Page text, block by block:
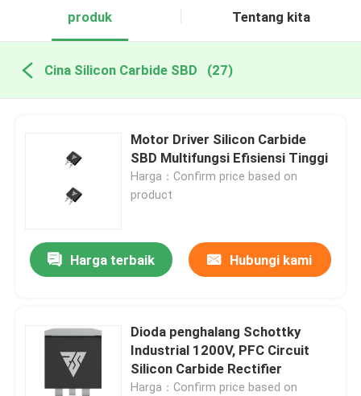
produk Tentang kita
Cina Silicon Carbide SBD (27)
Motor Driver Silicon Carbide
SBD Multifungsi Efisiensi Tinggi
Harga：Confirm price based on
product
Harga terbaik Hubungi kami
Dioda penghalang Schottky
Industrial 1200V, PFC Circuit
Silicon Carbide Rectifier
Harga：Confirm price based on